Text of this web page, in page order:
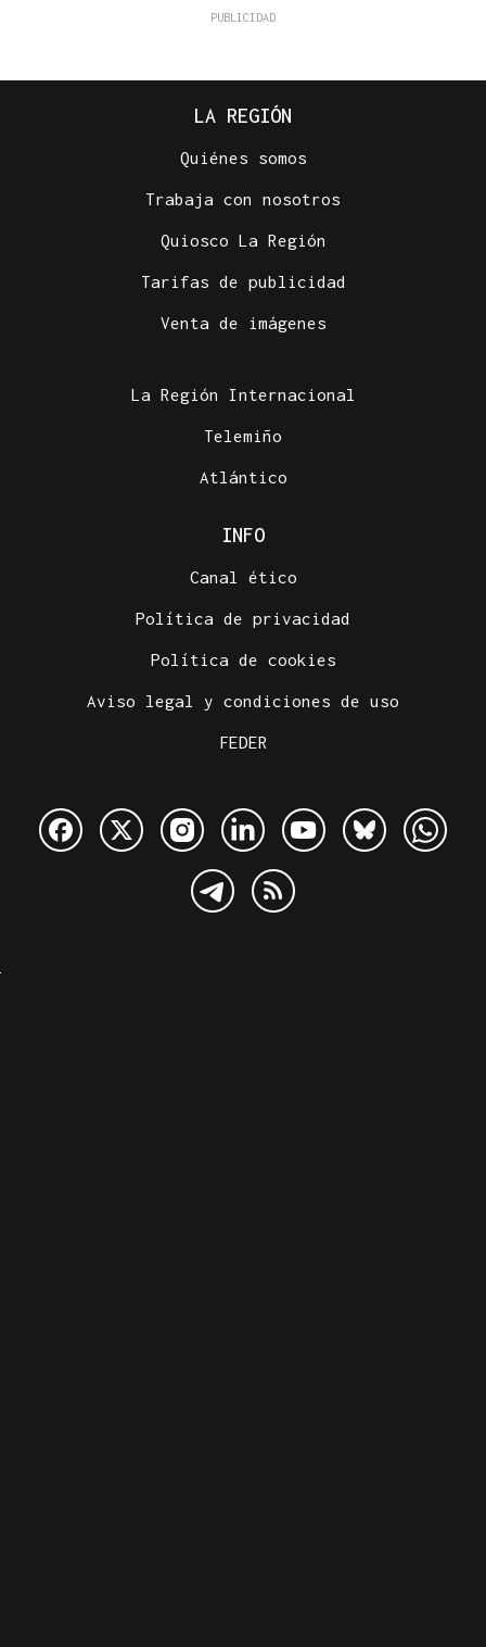
LA REGIÓN
Quiénes somos
Trabaja con nosotros
Quiosco La Región
Tarifas de publicidad
Venta de imágenes
La Región Internacional
Telemiño
Atlántico
INFO
Canal ético
Política de privacidad
Política de cookies
Aviso legal y condiciones de uso
FEDER